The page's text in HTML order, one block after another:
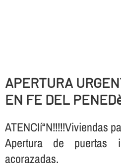
APERTURA
EN FE DEL
ATENCIí“N!!!!!Viviendas
Apertura de puertas
acorazadas.